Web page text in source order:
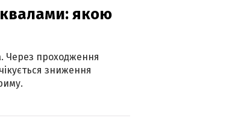
якою
Через проходження
зниження